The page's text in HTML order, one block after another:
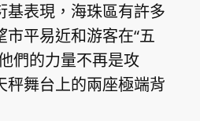
基表現，海珠區有許多
平易近和游客在“五
們的力量不再是攻
秤舞台上的兩座極端背